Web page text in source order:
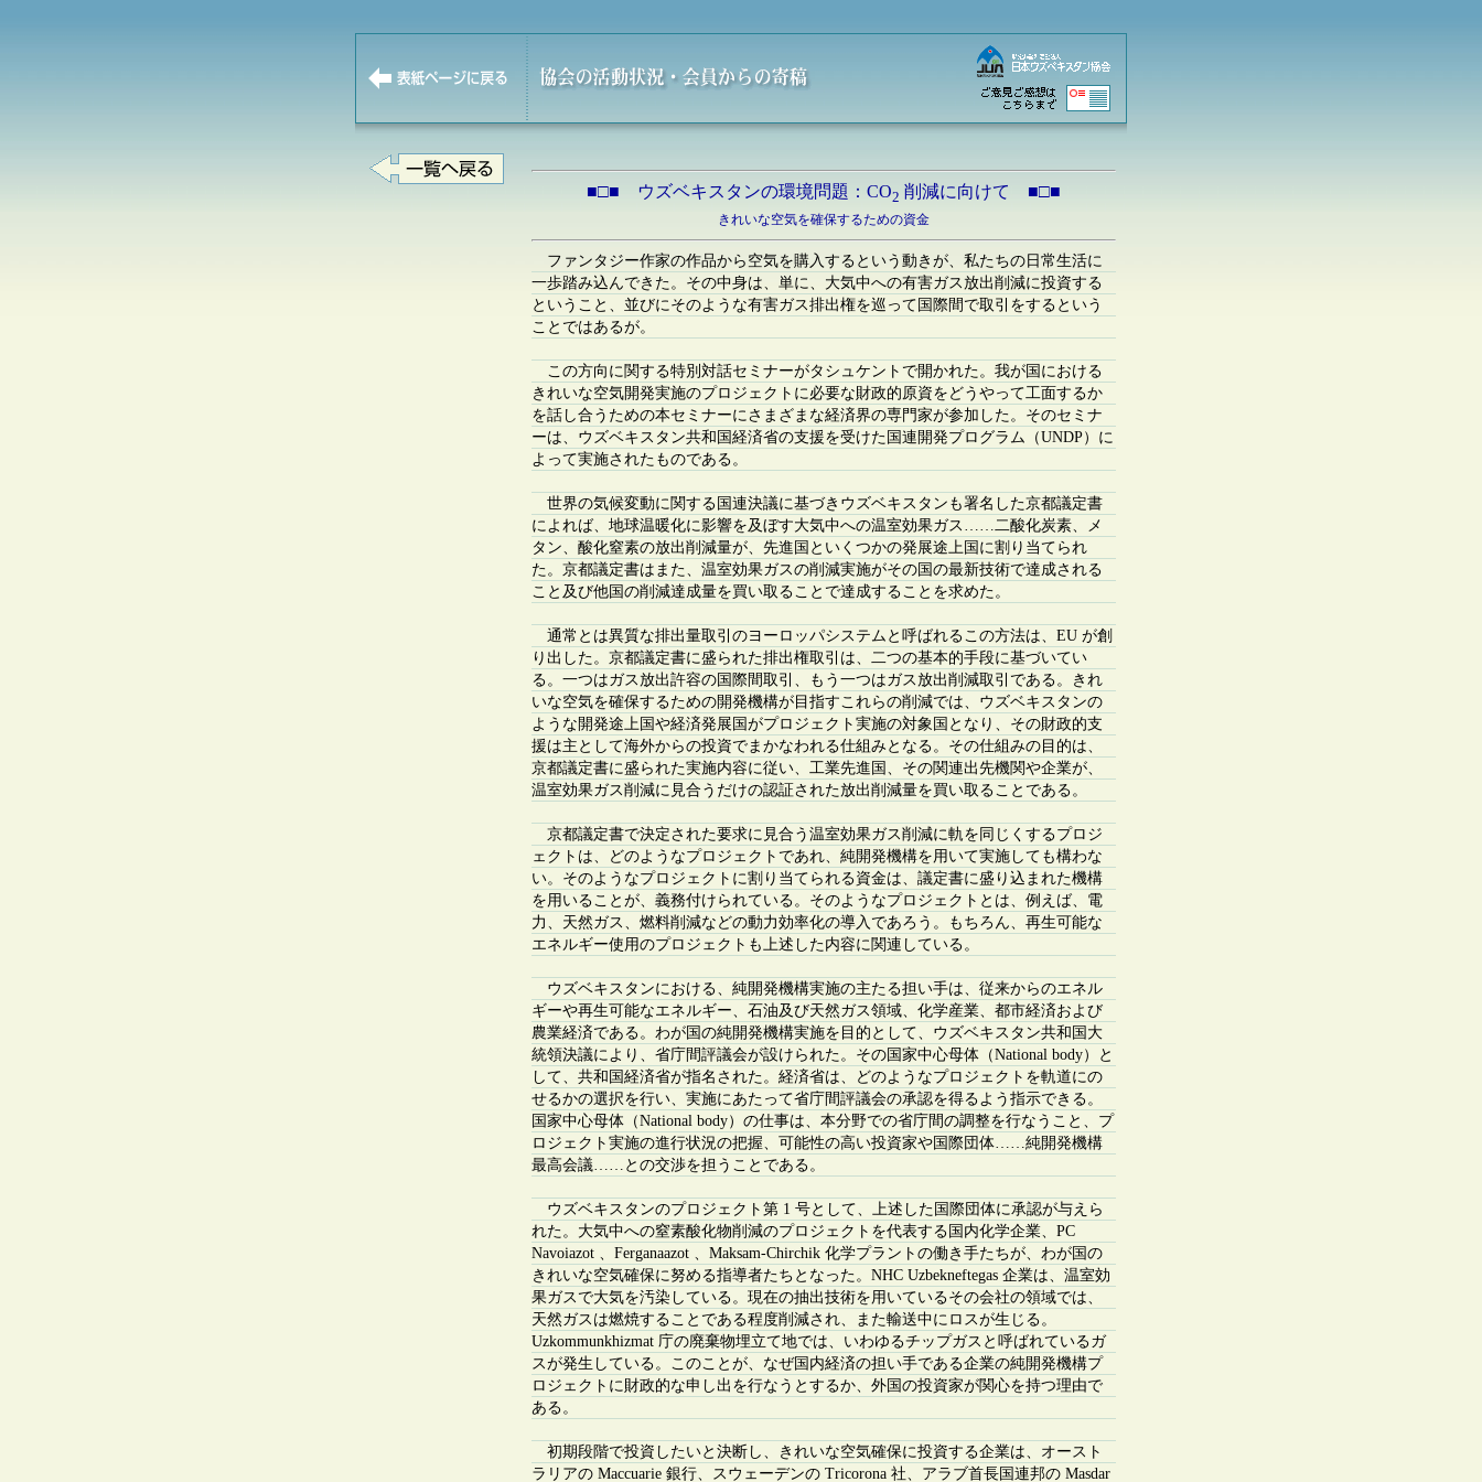
■□■ ウズベキスタンの環境問題：CO2 削減に向けて ■□■
きれいな空気を確保するための資金
ファンタジー作家の作品から空気を購入するという動きが、私たちの日常生活に
一歩踏み込んできた。その中身は、単に、大気中への有害ガス放出削減に投資する
ということ、並びにそのような有害ガス排出権を巡って国際間で取引をするという
ことではあるが。
この方向に関する特別対話セミナーがタシュケントで開かれた。我が国における
きれいな空気開発実施のプロジェクトに必要な財政的原資をどうやって工面するか
を話し合うための本セミナーにさまざまな経済界の専門家が参加した。そのセミナ
ーは、ウズベキスタン共和国経済省の支援を受けた国連開発プログラム（UNDP）に
よって実施されたものである。
世界の気候変動に関する国連決議に基づきウズベキスタンも署名した京都議定書
によれば、地球温暖化に影響を及ぼす大気中への温室効果ガス……二酸化炭素、メ
タン、酸化窒素の放出削減量が、先進国といくつかの発展途上国に割り当てられ
た。京都議定書はまた、温室効果ガスの削減実施がその国の最新技術で達成される
こと及び他国の削減達成量を買い取ることで達成することを求めた。
通常とは異質な排出量取引のヨーロッパシステムと呼ばれるこの方法は、EU が創
り出した。京都議定書に盛られた排出権取引は、二つの基本的手段に基づいてい
る。一つはガス放出許容の国際間取引、もう一つはガス放出削減取引である。きれ
いな空気を確保するための開発機構が目指すこれらの削減では、ウズベキスタンの
ような開発途上国や経済発展国がプロジェクト実施の対象国となり、その財政的支
援は主として海外からの投資でまかなわれる仕組みとなる。その仕組みの目的は、
京都議定書に盛られた実施内容に従い、工業先進国、その関連出先機関や企業が、
温室効果ガス削減に見合うだけの認証された放出削減量を買い取ることである。
京都議定書で決定された要求に見合う温室効果ガス削減に軌を同じくするプロジ
ェクトは、どのようなプロジェクトであれ、純開発機構を用いて実施しても構わな
い。そのようなプロジェクトに割り当てられる資金は、議定書に盛り込まれた機構
を用いることが、義務付けられている。そのようなプロジェクトとは、例えば、電
力、天然ガス、燃料削減などの動力効率化の導入であろう。もちろん、再生可能な
エネルギー使用のプロジェクトも上述した内容に関連している。
ウズベキスタンにおける、純開発機構実施の主たる担い手は、従来からのエネル
ギーや再生可能なエネルギー、石油及び天然ガス領域、化学産業、都市経済および
農業経済である。わが国の純開発機構実施を目的として、ウズベキスタン共和国大
統領決議により、省庁間評議会が設けられた。その国家中心母体（National body）と
して、共和国経済省が指名された。経済省は、どのようなプロジェクトを軌道にの
せるかの選択を行い、実施にあたって省庁間評議会の承認を得るよう指示できる。
国家中心母体（National body）の仕事は、本分野での省庁間の調整を行なうこと、プ
ロジェクト実施の進行状況の把握、可能性の高い投資家や国際団体……純開発機構
最高会議……との交渉を担うことである。
ウズベキスタンのプロジェクト第 1 号として、上述した国際団体に承認が与えら
れた。大気中への窒素酸化物削減のプロジェクトを代表する国内化学企業、PC
Navoiazot 、Ferganaazot 、Maksam-Chirchik 化学プラントの働き手たちが、わが国の
きれいな空気確保に努める指導者たちとなった。NHC Uzbekneftegas 企業は、温室効
果ガスで大気を汚染している。現在の抽出技術を用いているその会社の領域では、
天然ガスは燃焼することである程度削減され、また輸送中にロスが生じる。
Uzkommunkhizmat 庁の廃棄物埋立て地では、いわゆるチップガスと呼ばれているガ
スが発生している。このことが、なぜ国内経済の担い手である企業の純開発機構プ
ロジェクトに財政的な申し出を行なうとするか、外国の投資家が関心を持つ理由で
ある。
初期段階で投資したいと決断し、きれいな空気確保に投資する企業は、オースト
ラリアの Maccuarie 銀行、スウェーデンの Tricorona 社、アラブ首長国連邦の Masdar